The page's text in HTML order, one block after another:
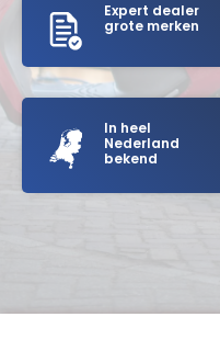
Expert dealer
grote merken
In heel
Nederland
bekend